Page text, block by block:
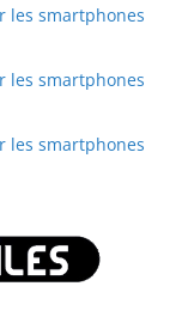
les smartphones
les smartphones
les smartphones